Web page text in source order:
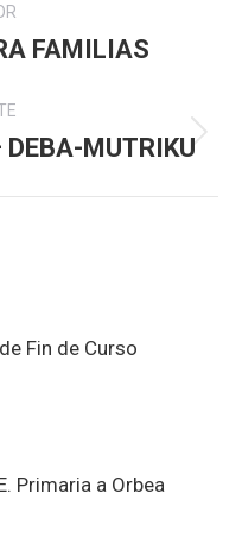
FAMILIAS
MUTRIKU
Fin de Curso
Primaria a Orbea